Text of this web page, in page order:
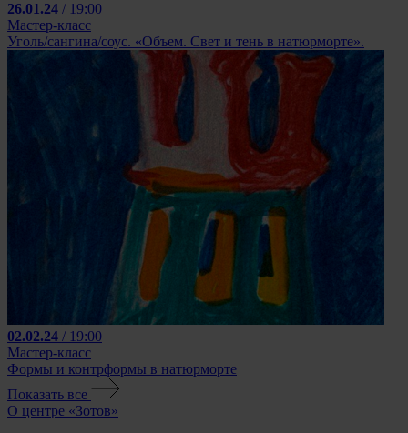
26.01.24 / 19:00
Мастер-класс
Уголь/сангина/соус. «Объем. Свет и тень в натюрморте».
02.02.24 / 19:00
Мастер-класс
Формы и контрформы в натюрморте
Показать все
О центре «Зотов»